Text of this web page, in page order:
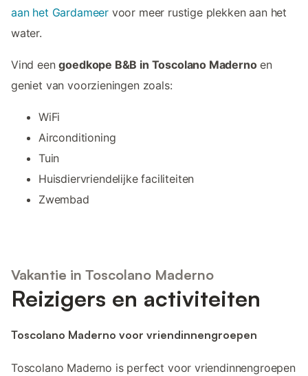
aan het Gardameer voor meer rustige plekken aan het
water.
Vind eengoedkope B&B in Toscolano Madernoen
geniet van voorzieningen zoals:
WiFi
Airconditioning
Tuin
Huisdiervriendelijke faciliteiten
Zwembad
Vakantie in Toscolano Maderno
Reizigers en activiteiten
Toscolano Maderno voor vriendinnengroepen
Toscolano Maderno is perfect voor vriendinnengroepen